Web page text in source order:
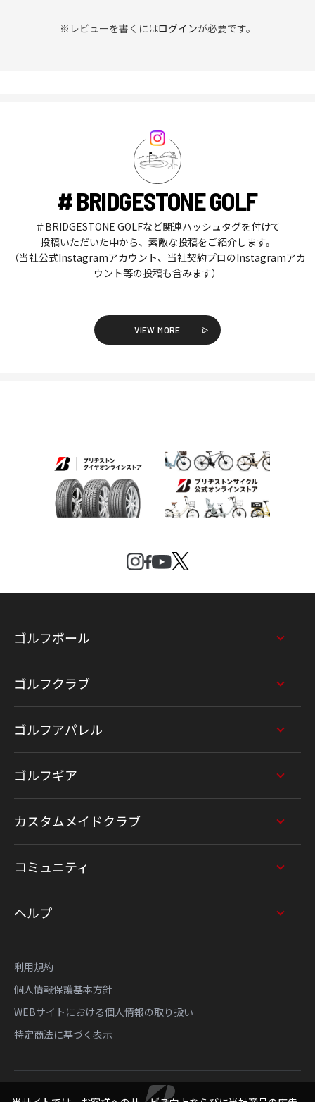
※レビューを書くにはログインが必要です。
# BRIDGESTONE GOLF
＃BRIDGESTONE GOLFなど関連ハッシュタグを付けて
投稿いただいた中から、素敵な投稿をご紹介します。
（当社公式Instagramアカウント、当社契約プロのInstagramアカ
ウント等の投稿も含みます）
VIEW MORE
ゴルフボール
ゴルフクラブ
ゴルフアパレル
ゴルフギア
カスタムメイドクラブ
コミュニティ
ヘルプ
利用規約
個人情報保護基本方針
WEBサイトにおける個人情報の取り扱い
特定商法に基づく表示